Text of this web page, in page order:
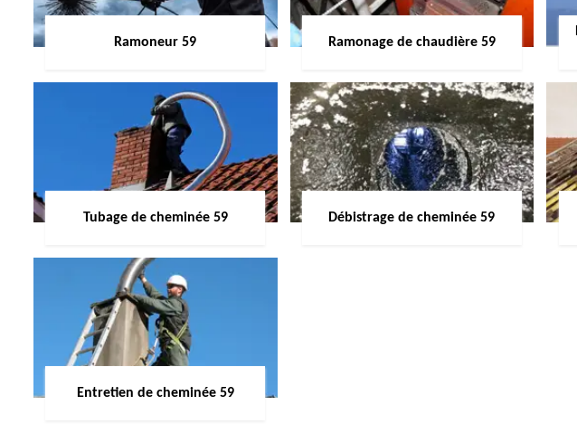
Ramoneur 59 Ramonage de chaudière 59
Tubage de cheminée 59 Débistrage de cheminée 59
Entretien de cheminée 59